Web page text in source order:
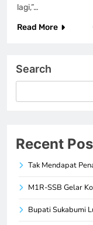
lagi,”…
Read More
Search
Recent
Tak Mendapat
M1R-SSB Gelar
Bupati Sukabumi